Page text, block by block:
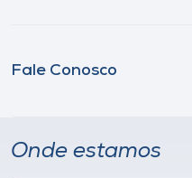
Fale Conosco
Onde estamos